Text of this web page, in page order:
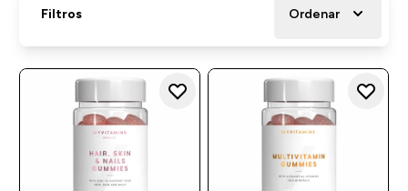
Filtros Ordenar